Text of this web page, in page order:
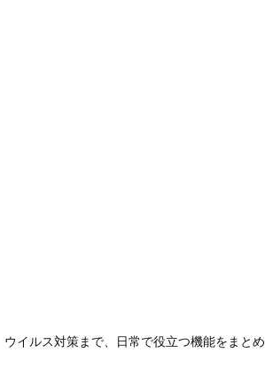
イルス対策まで、日常で役立つ機能をまと